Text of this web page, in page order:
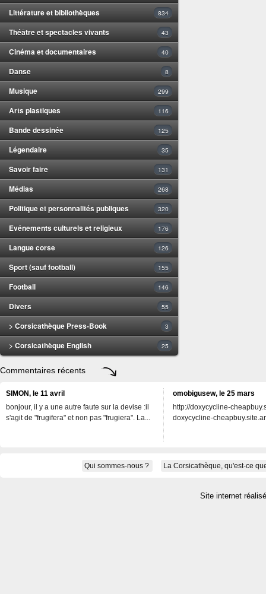
Littérature et bibliothèques 834
Théâtre et spectacles vivants 43
Cinéma et documentaires 40
Danse 8
Musique 299
Arts plastiques 116
Bande dessinée 125
Légendaire 35
Savoir faire 131
Médias 268
Politique et personnalités publiques 320
Evénements culturels et religieux 176
Langue corse 126
Sport (sauf football) 155
Football 146
Divers 55
> Corsicathèque Press-Book 3
> Corsicathèque English 25
Commentaires récents
SIMON, le 11 avril
bonjour, il y a une autre faute sur la devise :il
s'agit de "frugifera" et non pas "frugiera". La...
omobigusew, le 25 mars
http://doxycycline-
doxycycline-
Qui sommes-nous ? La Corsicathèque, qu'est-ce
Site internet